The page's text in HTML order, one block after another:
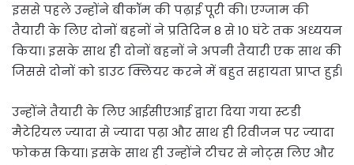
इससे पहले उन्होंने बीकॉम की पढ़ाई पूरी की। एग्जाम की
तैयारी के लिए दोनों बहनों ने प्रतिदिन 8 से 10 घंटे तक अध्ययन
किया। इसके साथ ही दोनों बहनों ने अपनी तैयारी एक साथ की
जिससे दोनों को डाउट क्लियर करने में बहुत सहायता प्राप्त हुई।
उन्होंने तैयारी के लिए आईसीएआई द्वारा दिया गया स्टडी
मैटेरियल ज्यादा से ज्यादा पढ़ा और साथ ही रिवीजन पर ज्यादा
फोकस किया। इसके साथ ही उन्होंने टीचर से नोट्स लिए और